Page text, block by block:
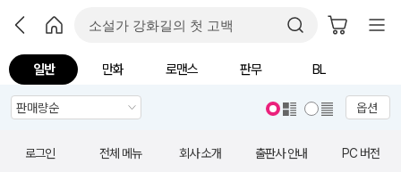
일반 만화 로맨스 판무 BL
옵션
로그인 전체 메뉴 회사 소개 출판사 안내 PC 버전